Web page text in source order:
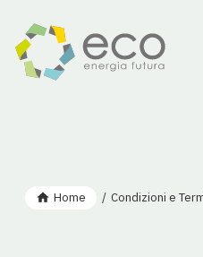
contenuto
principale
Home Condizioni e